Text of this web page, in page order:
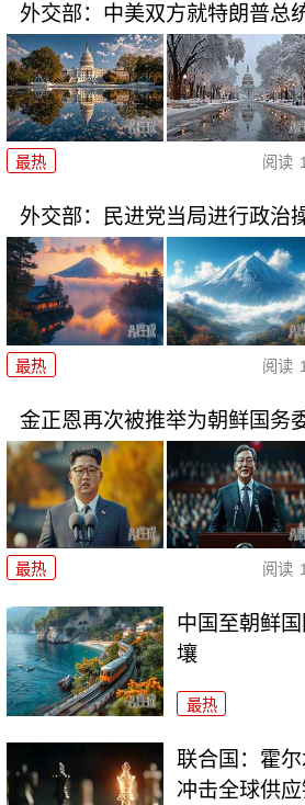
外交部：中美双方就特朗普总
最热 阅读
外交部：民进党当局进行政治
最热 阅读
金正恩再次被推举为朝鲜国务
最热 阅读
中国至朝鲜
壤
最热
联合国：霍
冲击全球供